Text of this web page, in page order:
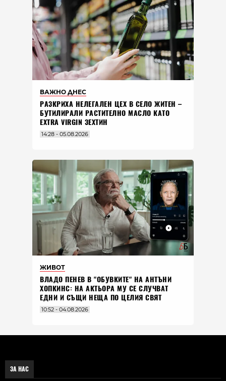
ВАЖНО ДНЕС
РАЗКРИХА НЕЛЕГАЛЕН ЦЕХ В СЕЛО ЖИТЕН –
БУТИЛИРАЛИ РАСТИТЕЛНО МАСЛО КАТО
EXTRA VIRGIN ЗЕХТИН
14:28 - 05.08.2026
ЖИВОТ
ВЛАДO ПЕНЕВ В "ОБУВКИТЕ" НА АНТЪНИ
ХОПКИНС: НА АКТЬОРА МУ СЕ СЛУЧВАТ
ЕДНИ И СЪЩИ НЕЩА ПО ЦЕЛИЯ СВЯТ
10:52 - 04.08.2026
ЗА НАС